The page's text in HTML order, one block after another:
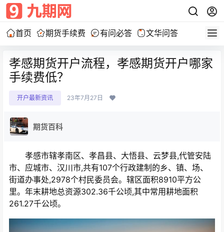
首页 期货手续费 有问必答 文华问答
孝感期货开户流程，孝感期货开户哪家
手续费低？
开户最新资讯 23年7月27日
期货百科
孝感市辖孝南区、孝昌县、大悟县、云梦县,代管安陆
市、应城市、汉川市,共有107个行政建制的乡、镇、场、
街道办事处,2978个村民委员会。辖区面积8910平方公
里。年末耕地总资源302.36千公顷,其中常用耕地面积
261.27千公顷。